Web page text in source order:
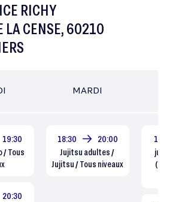
RICHY
LA CENSE, 60210
19:30
/ Tous
20:30
MARDI
18:30
20:00
Jujitsu adultes /
Jujitsu / Tous niveaux
17:15
judo
(4/6